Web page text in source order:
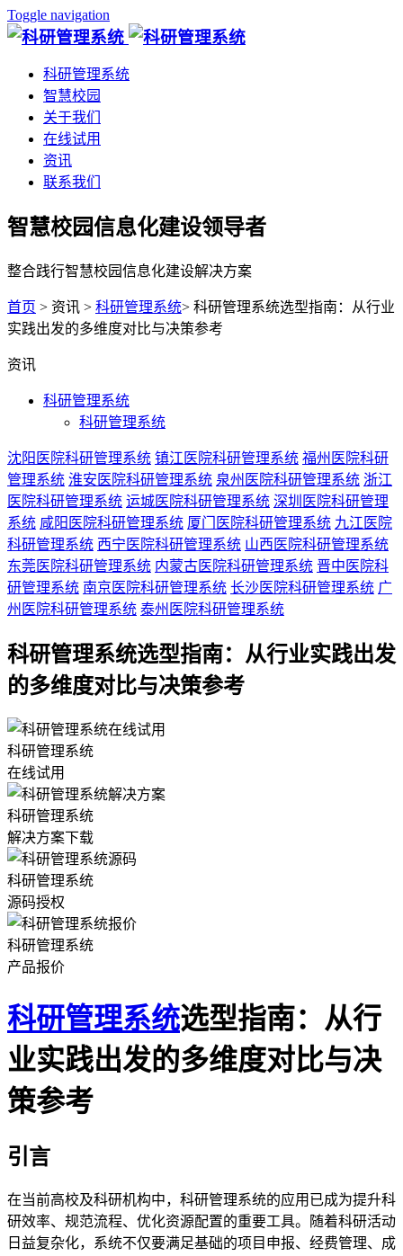
Toggle navigation
科研管理系统
智慧校园
关于我们
在线试用
资讯
联系我们
智慧校园信息化建设领导者
整合践行智慧校园信息化建设解决方案
首页 > 资讯 > 科研管理系统> 科研管理系统选型指南：从行业
实践出发的多维度对比与决策参考
资讯
科研管理系统
科研管理系统
沈阳医院科研管理系统 镇江医院科研管理系统 福州医院科研
管理系统 淮安医院科研管理系统 泉州医院科研管理系统 浙江
医院科研管理系统 运城医院科研管理系统 深圳医院科研管理
系统 咸阳医院科研管理系统 厦门医院科研管理系统 九江医院
科研管理系统 西宁医院科研管理系统 山西医院科研管理系统
东莞医院科研管理系统 内蒙古医院科研管理系统 晋中医院科
研管理系统 南京医院科研管理系统 长沙医院科研管理系统 广
州医院科研管理系统 泰州医院科研管理系统
科研管理系统选型指南：从行业实践出发
的多维度对比与决策参考
科研管理系统
在线试用
科研管理系统
解决方案下载
科研管理系统
源码授权
科研管理系统
产品报价
科研管理系统选型指南：从行
业实践出发的多维度对比与决
策参考
引言
在当前高校及科研机构中，科研管理系统的应用已成为提升科
研效率、规范流程、优化资源配置的重要工具。随着科研活动
日益复杂化，系统不仅要满足基础的项目申报、经费管理、成